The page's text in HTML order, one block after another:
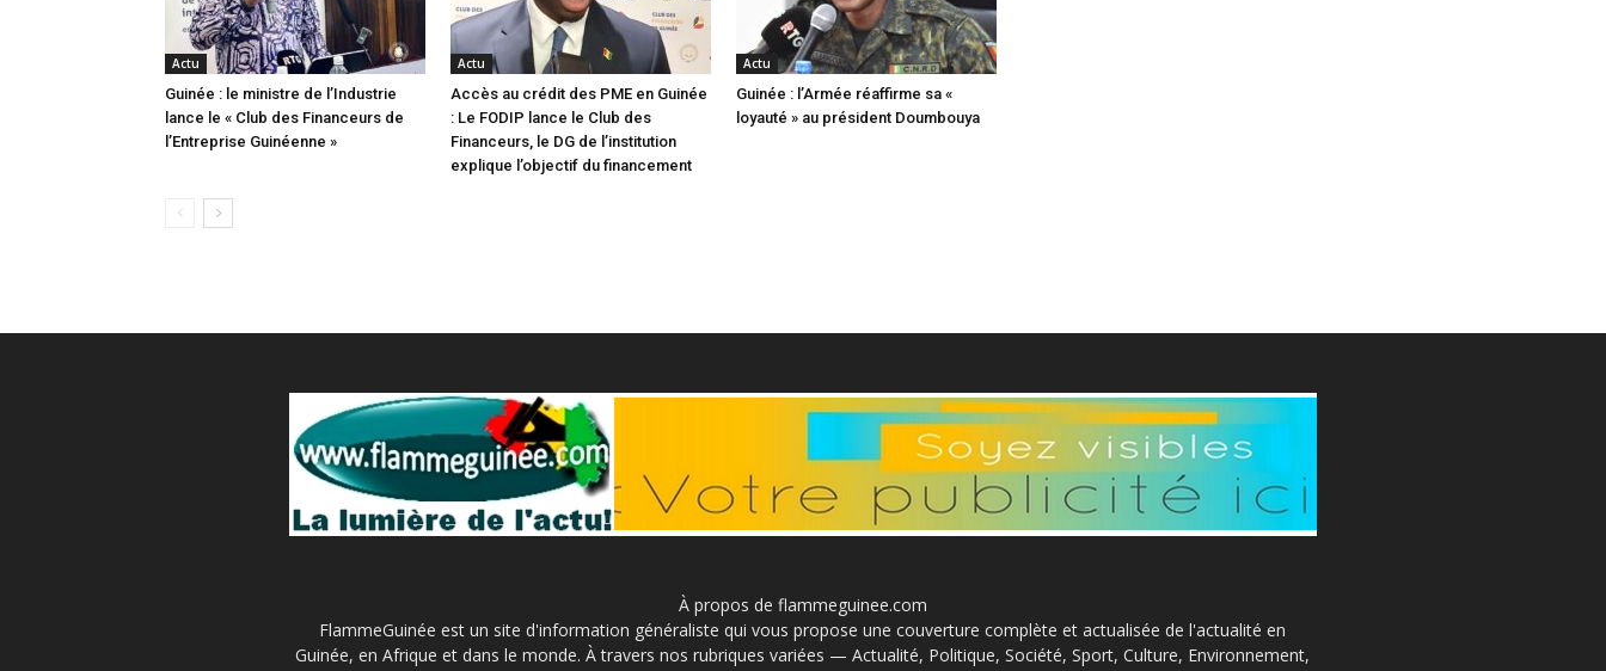
Actu
Guinée : le ministre de l’Industrie
lance le « Club des Financeurs de
l’Entreprise Guinéenne »
Actu
Accès au crédit des PME en Guinée
: Le FODIP lance le Club des
Financeurs, le DG de l’institution
explique l’objectif du financement
Actu
Guinée : l’Armée réaffirme sa «
loyauté » au président Doumbouya
À propos de flammeguinee.com
FlammeGuinée est un site d'information généraliste qui vous propose une couverture complète et actualisée de l'actualité en
Guinée, en Afrique et dans le monde. À travers nos rubriques variées — Actualité, Politique, Société, Sport, Culture, Environnement,